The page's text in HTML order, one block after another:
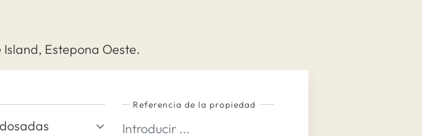
Estepona Oeste.
Referencia de la propiedad